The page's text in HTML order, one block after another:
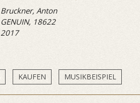
Bruckner, Anton
GENUIN, 18622
2017
KAUFEN MUSIKBEISPIEL